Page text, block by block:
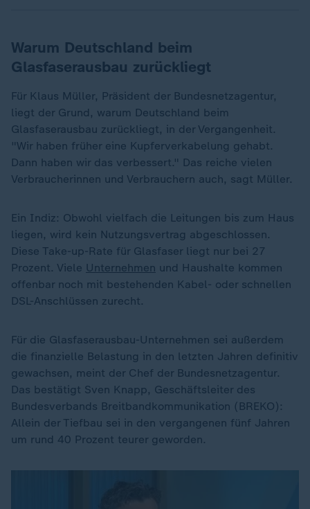
Warum Deutschland beim
Glasfaserausbau zurückliegt
Für Klaus Müller, Präsident der Bundesnetzagentur,
liegt der Grund, warum Deutschland beim
Glasfaserausbau zurückliegt, in der Vergangenheit.
"Wir haben früher eine Kupferverkabelung gehabt.
Dann haben wir das verbessert." Das reiche vielen
Verbraucherinnen und Verbrauchern auch, sagt Müller.
Ein Indiz: Obwohl vielfach die Leitungen bis zum Haus
liegen, wird kein Nutzungsvertrag abgeschlossen.
Diese Take-up-Rate für Glasfaser liegt nur bei 27
Prozent. Viele Unternehmen und Haushalte kommen
offenbar noch mit bestehenden Kabel- oder schnellen
DSL-Anschlüssen zurecht.
Für die Glasfaserausbau-Unternehmen sei außerdem
die finanzielle Belastung in den letzten Jahren definitiv
gewachsen, meint der Chef der Bundesnetzagentur.
Das bestätigt Sven Knapp, Geschäftsleiter des
Bundesverbands Breitbandkommunikation (BREKO):
Allein der Tiefbau sei in den vergangenen fünf Jahren
um rund 40 Prozent teurer geworden.